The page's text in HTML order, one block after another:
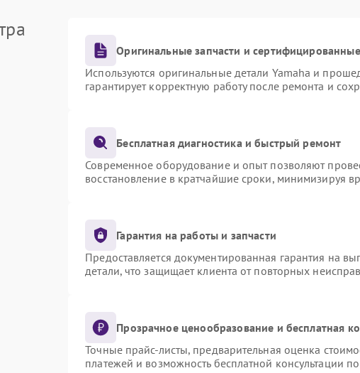
Оригинальные запчасти и
Используются оригинальные детали Yamaha и
гарантирует корректную работу после ремонта и
Бесплатная диагностика и быстрый ремонт
Современное оборудование и опыт позволяют
восстановление в кратчайшие сроки, минимизируя
Гарантия на работы и запчасти
Предоставляется документированная гарантия на
детали, что защищает клиента от повторных
Прозрачное ценообразование и бесплатная
Точные прайс-листы, предварительная оценка
платежей и возможность бесплатной консультации